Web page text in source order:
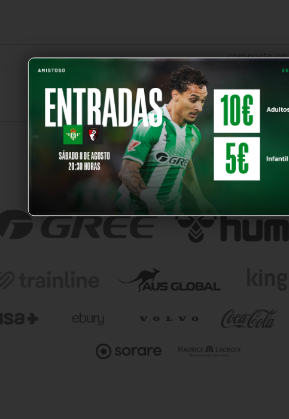
comparte en
NUESTROS PARTNERS